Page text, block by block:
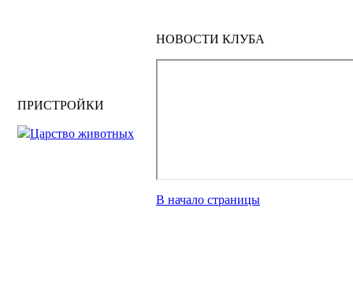
ПРИСТРОЙКИ
Царство животных
НОВОСТИ КЛУБА
В начало страницы